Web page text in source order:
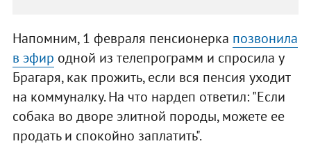
Напомним, 1 февраля пенсионерка позвонила
в эфир одной из телепрограмм и спросила у
Брагаря, как прожить, если вся пенсия уходит
на коммуналку. На что нардеп ответил: "Если
собака во дворе элитной породы, можете ее
продать и спокойно заплатить".